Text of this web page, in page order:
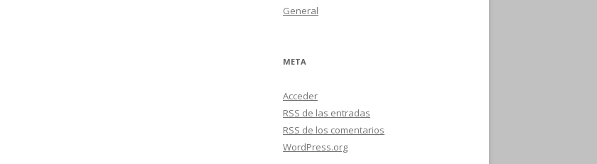
General
META
Acceder
RSS de las entradas
RSS de los comentarios
WordPress.org